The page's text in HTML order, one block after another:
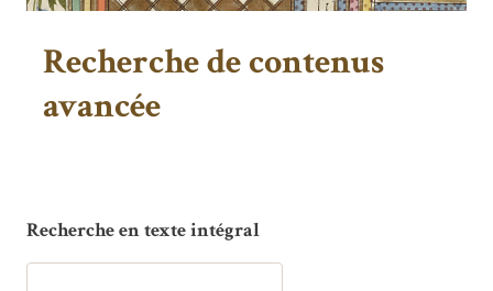
Recherche de contenus
avancée
Recherche en texte intégral